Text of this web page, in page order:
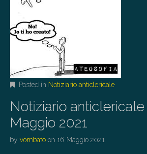
Posted in Notiziario anticlericale
Notiziario
Maggio 2021
by vombato on 16 Maggio 2021